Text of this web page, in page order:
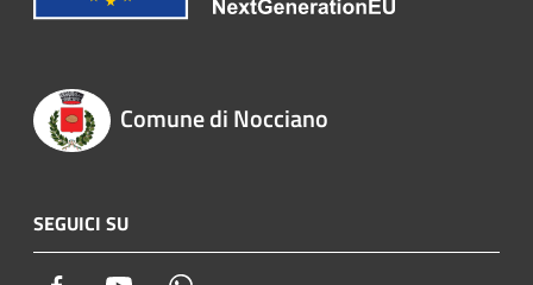
Comune di Nocciano
SEGUICI SU